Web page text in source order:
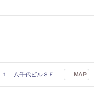
１ 八千代ビル８Ｆ MAP